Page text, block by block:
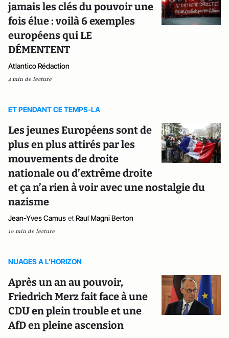
jamais les clés du pouvoir une
fois élue : voilà 6 exemples
européens qui LE
DÉMENTENT
Atlantico Rédaction
4 min de lecture
ET PENDANT CE TEMPS-LA
Les jeunes Européens sont de
plus en plus attirés par les
mouvements de droite
nationale ou d’extrême droite
et ça n’a rien à voir avec une nostalgie du
nazisme
Jean-Yves Camus et Raul Magni Berton
10 min de lecture
NUAGES A L'HORIZON
Après un an au pouvoir,
Friedrich Merz fait face à une
CDU en plein trouble et une
AfD en pleine ascension